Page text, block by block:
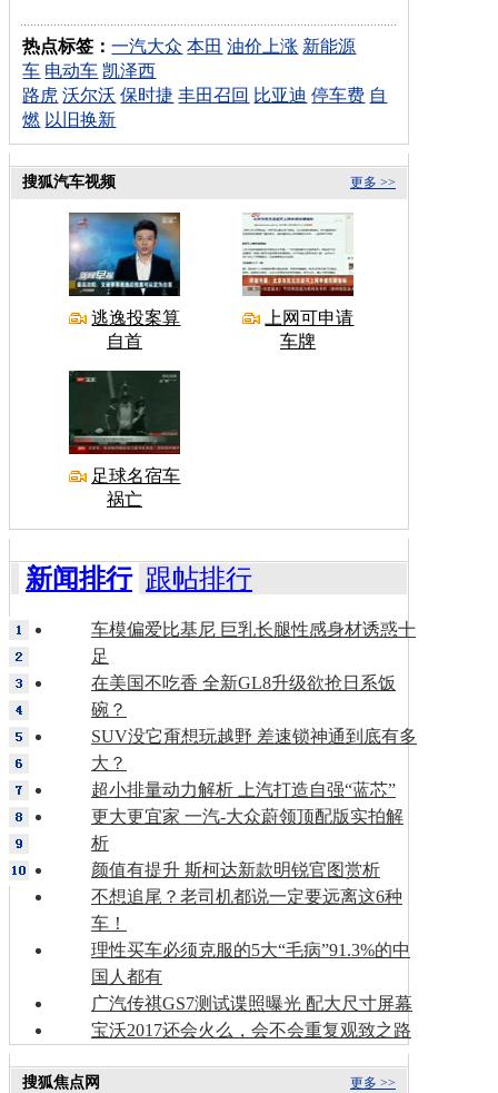
热点标签：一汽大众 本田 油价上涨 新能源
车 电动车 凯泽西
路虎 沃尔沃 保时捷 丰田召回 比亚迪 停车费 自
燃 以旧换新
更多 >>
搜狐汽车视频
逃逸投案算
自首
上网可申请
车牌
足球名宿车
祸亡
新闻排行 跟帖排行
车模偏爱比基尼 巨乳长腿性感身材诱惑十
足
在美国不吃香 全新GL8升级欲抢日系饭
碗？
SUV没它甭想玩越野 差速锁神通到底有多
大？
超小排量动力解析 上汽打造自强“蓝芯”
更大更宜家 一汽-大众蔚领顶配版实拍解
析
颜值有提升 斯柯达新款明锐官图赏析
不想追尾？老司机都说一定要远离这6种
车！
理性买车必须克服的5大“毛病”91.3%的中
国人都有
广汽传祺GS7测试谍照曝光 配大尺寸屏幕
宝沃2017还会火么，会不会重复观致之路
更多 >>
搜狐焦点网